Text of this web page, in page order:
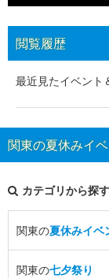
閲覧履歴
最近見たイベント
関東の夏休みイ
カテゴリから探す
関東の夏休みイベ
関東の七夕祭り